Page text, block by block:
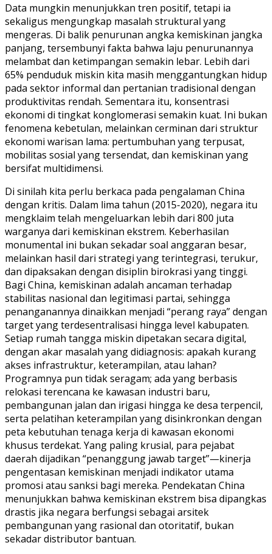
Data mungkin menunjukkan tren positif, tetapi ia
sekaligus mengungkap masalah struktural yang
mengeras. Di balik penurunan angka kemiskinan jangka
panjang, tersembunyi fakta bahwa laju penurunannya
melambat dan ketimpangan semakin lebar. Lebih dari
65% penduduk miskin kita masih menggantungkan hidup
pada sektor informal dan pertanian tradisional dengan
produktivitas rendah. Sementara itu, konsentrasi
ekonomi di tingkat konglomerasi semakin kuat. Ini bukan
fenomena kebetulan, melainkan cerminan dari struktur
ekonomi warisan lama: pertumbuhan yang terpusat,
mobilitas sosial yang tersendat, dan kemiskinan yang
bersifat multidimensi.
Di sinilah kita perlu berkaca pada pengalaman China
dengan kritis. Dalam lima tahun (2015-2020), negara itu
mengklaim telah mengeluarkan lebih dari 800 juta
warganya dari kemiskinan ekstrem. Keberhasilan
monumental ini bukan sekadar soal anggaran besar,
melainkan hasil dari strategi yang terintegrasi, terukur,
dan dipaksakan dengan disiplin birokrasi yang tinggi.
Bagi China, kemiskinan adalah ancaman terhadap
stabilitas nasional dan legitimasi partai, sehingga
penanganannya dinaikkan menjadi “perang raya” dengan
target yang terdesentralisasi hingga level kabupaten.
Setiap rumah tangga miskin dipetakan secara digital,
dengan akar masalah yang didiagnosis: apakah kurang
akses infrastruktur, keterampilan, atau lahan?
Programnya pun tidak seragam; ada yang berbasis
relokasi terencana ke kawasan industri baru,
pembangunan jalan dan irigasi hingga ke desa terpencil,
serta pelatihan keterampilan yang disinkronkan dengan
peta kebutuhan tenaga kerja di kawasan ekonomi
khusus terdekat. Yang paling krusial, para pejabat
daerah dijadikan “penanggung jawab target”—kinerja
pengentasan kemiskinan menjadi indikator utama
promosi atau sanksi bagi mereka. Pendekatan China
menunjukkan bahwa kemiskinan ekstrem bisa dipangkas
drastis jika negara berfungsi sebagai arsitek
pembangunan yang rasional dan otoritatif, bukan
sekadar distributor bantuan.